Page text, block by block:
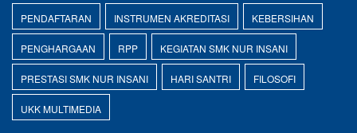
PENDAFTARAN INSTRUMEN AKREDITASI KEBERSIHAN
PENGHARGAAN RPP KEGIATAN SMK NUR INSANI
PRESTASI SMK NUR INSANI HARI SANTRI FILOSOFI
UKK MULTIMEDIA